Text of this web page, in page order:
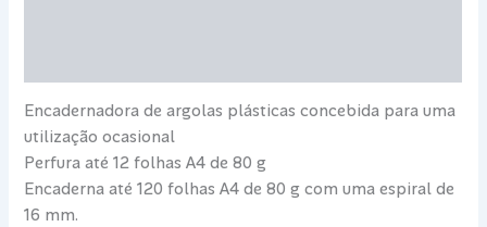
Encadernadora de argolas plásticas concebida para uma
utilização ocasional
Perfura até 12 folhas A4 de 80 g
Encaderna até 120 folhas A4 de 80 g com uma espiral de
16 mm.